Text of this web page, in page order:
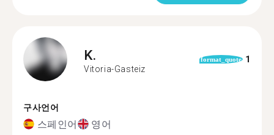
K.
Vitoria-Gasteiz
format_quote 1
구사언어
스페인어 영어